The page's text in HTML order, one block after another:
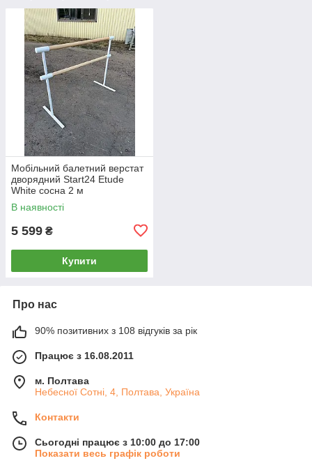
Мобільний балетний верстат
дворядний Start24 Etude
White сосна 2 м
В наявності
5 599 ₴
Купити
Про нас
90% позитивних з 108 відгуків за рік
Працює з 16.08.2011
м. Полтава
Небесної Сотні, 4, Полтава, Україна
Контакти
Сьогодні працює з 10:00 до 17:00
Показати весь графік роботи